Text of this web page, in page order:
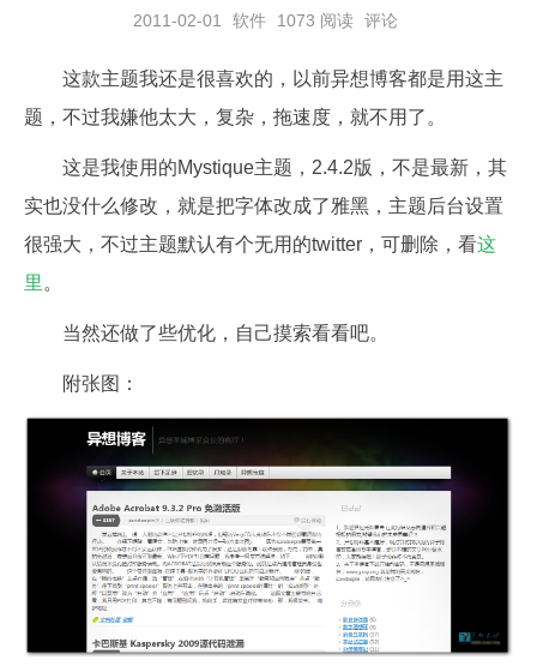
2011-02-01 软件 1073 阅读 评论
这款主题我还是很喜欢的，以前异想博客都是用这主
题，不过我嫌他太大，复杂，拖速度，就不用了。
这是我使用的Mystique主题，2.4.2版，不是最新，其
实也没什么修改，就是把字体改成了雅黑，主题后台设置
很强大，不过主题默认有个无用的twitter，可删除，看这
里 。
当然还做了些优化，自己摸索看看吧。
附张图：